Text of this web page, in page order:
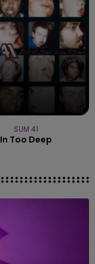
SUM 41
In Too Deep